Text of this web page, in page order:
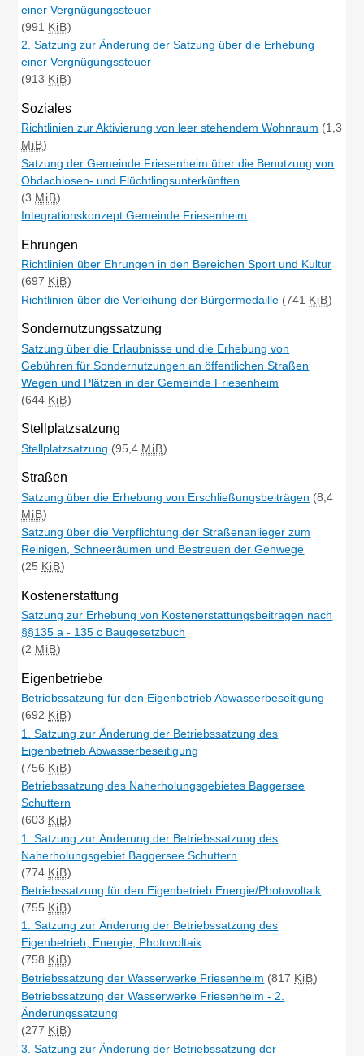
einer Vergnügungssteuer
(991 KiB)
2. Satzung zur Änderung der Satzung über die Erhebung
einer Vergnügungssteuer
(913 KiB)
Soziales
Richtlinien zur Aktivierung von leer stehendem Wohnraum (1,3
MiB)
Satzung der Gemeinde Friesenheim über die Benutzung von
Obdachlosen- und Flüchtlingsunterkünften
(3 MiB)
Integrationskonzept Gemeinde Friesenheim
Ehrungen
Richtlinien über Ehrungen in den Bereichen Sport und Kultur
(697 KiB)
Richtlinien über die Verleihung der Bürgermedaille (741 KiB)
Sondernutzungssatzung
Satzung über die Erlaubnisse und die Erhebung von
Gebühren für Sondernutzungen an öffentlichen Straßen
Wegen und Plätzen in der Gemeinde Friesenheim
(644 KiB)
Stellplatzsatzung
Stellplatzsatzung (95,4 MiB)
Straßen
Satzung über die Erhebung von Erschließungsbeiträgen (8,4
MiB)
Satzung über die Verpflichtung der Straßenanlieger zum
Reinigen, Schneeräumen und Bestreuen der Gehwege
(25 KiB)
Kostenerstattung
Satzung zur Erhebung von Kostenerstattungsbeiträgen nach
§§135 a - 135 c Baugesetzbuch
(2 MiB)
Eigenbetriebe
Betriebssatzung für den Eigenbetrieb Abwasserbeseitigung
(692 KiB)
1. Satzung zur Änderung der Betriebssatzung des
Eigenbetrieb Abwasserbeseitigung
(756 KiB)
Betriebssatzung des Naherholungsgebietes Baggersee
Schuttern
(603 KiB)
1. Satzung zur Änderung der Betriebssatzung des
Naherholungsgebiet Baggersee Schuttern
(774 KiB)
Betriebssatzung für den Eigenbetrieb Energie/Photovoltaik
(755 KiB)
1. Satzung zur Änderung der Betriebssatzung des
Eigenbetrieb, Energie, Photovoltaik
(758 KiB)
Betriebssatzung der Wasserwerke Friesenheim (817 KiB)
Betriebssatzung der Wasserwerke Friesenheim - 2.
Änderungssatzung
(277 KiB)
3. Satzung zur Änderung der Betriebssatzung der